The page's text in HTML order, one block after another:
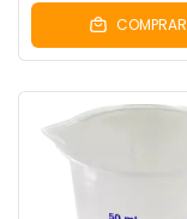
COMPRAR